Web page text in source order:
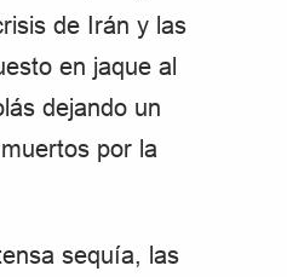
de Irán y las
en jaque al
dejando un
por la
sequía, las